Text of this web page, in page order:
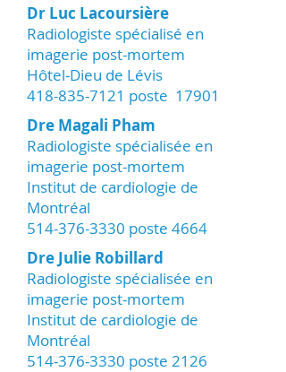
Dr Luc Lacoursière
Radiologiste spécialisé en
imagerie post-mortem
Hôtel-Dieu de Lévis
418-835-7121 poste 17901
Dre Magali Pham
Radiologiste spécialisée en
imagerie post-mortem
Institut de cardiologie de
Montréal
514-376-3330 poste 4664
Dre Julie Robillard
Radiologiste spécialisée en
imagerie post-mortem
Institut de cardiologie de
Montréal
514-376-3330 poste 2126